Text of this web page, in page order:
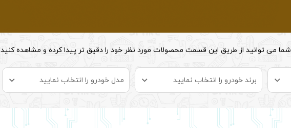
شما می توانید از طریق این قسمت محصولات مورد نظر خود را دقیق تر پیدا کرده و مشاهده کنید
برند خودرو را انتخاب نمایید مدل خودرو را انتخاب نمایید